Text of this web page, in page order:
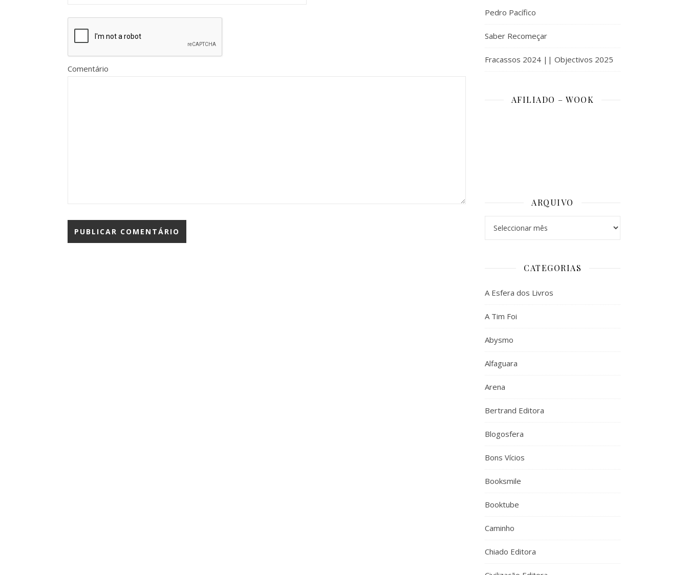
Comentário
Pedro Pacífico
Saber Recomeçar
Fracassos 2024 || Objectivos 2025
AFILIADO – WOOK
ARQUIVO
CATEGORIAS
A Esfera dos Livros
A Tim Foi
Abysmo
Alfaguara
Arena
Bertrand Editora
Blogosfera
Bons Vícios
Booksmile
Booktube
Caminho
Chiado Editora